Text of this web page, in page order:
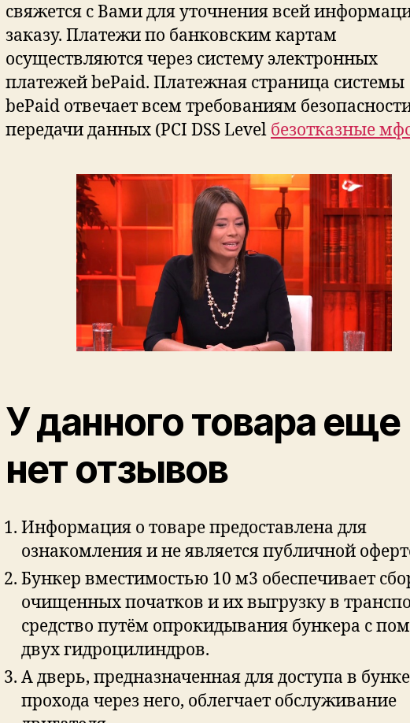
свяжется с Вами для уточнения всей
заказу. Платежи по банковским картам
осуществляются через систему электронных
платежей bePaid. Платежная страница системы
bePaid отвечает всем требованиям
передачи данных (PCI DSS Level безотказные
У данного товара еще
нет отзывов
Информация о товаре предоставлена для
ознакомления и не является публичной
Бункер вместимостью 10 м3 обеспечивает
очищенных початков и их выгрузку в
средство путём опрокидывания бункера с
двух гидроцилиндров.
А дверь, предназначенная для доступа в
прохода через него, облегчает обслуживание